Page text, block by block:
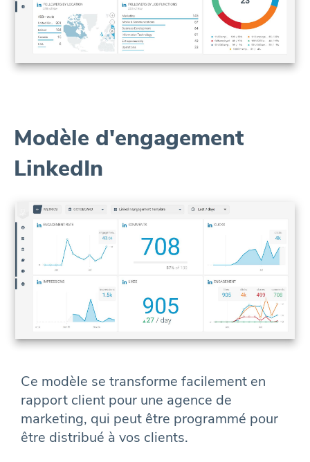
Modèle d'engagement
LinkedIn
Ce modèle se transforme facilement en
rapport client pour une agence de
marketing, qui peut être programmé pour
être distribué à vos clients.